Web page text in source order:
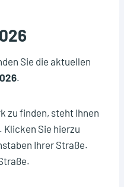
Sie die aktuellen
.
zu finden, steht Ihnen
Klicken Sie hierzu
Ihrer Straße.
aus, die Sie
Deckel) 14-tägig
alle 4 Wochen